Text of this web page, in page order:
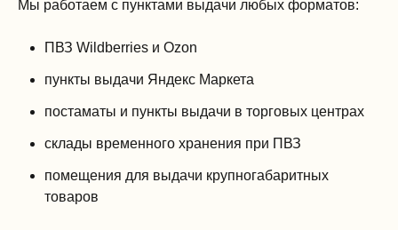
Мы работаем с пунктами выдачи любых форматов:
ПВЗ Wildberries и Ozon
пункты выдачи Яндекс Маркета
постаматы и пункты выдачи в торговых центрах
склады временного хранения при ПВЗ
помещения для выдачи крупногабаритных
товаров